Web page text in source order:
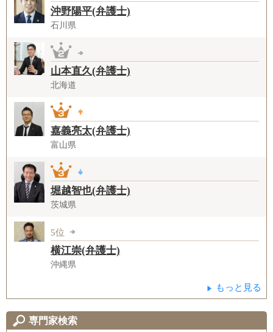
沖野陽平(弁護士)
石川県
山本直久(弁護士)
北海道
嘉義亮太(弁護士)
富山県
堀越智也(弁護士)
茨城県
5位
横江崇(弁護士)
沖縄県
もっと見る
専門家検索